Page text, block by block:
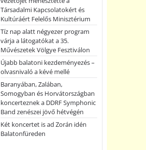
Társadalmi Kapcsolatokért és
Kultúráért Felelős Minisztérium
Tíz nap alatt négyezer program
várja a látogatókat a 35.
Művészetek Völgye Fesztiválon
Újabb balatoni kezdeményezés –
olvasnivaló a kévé mellé
Baranyában, Zalában,
Somogyban és Horvátországban
koncerteznek a DDRF Symphonic
Band zenészei jövő hétvégén
Két koncertet is ad Zorán idén
Balatonfüreden